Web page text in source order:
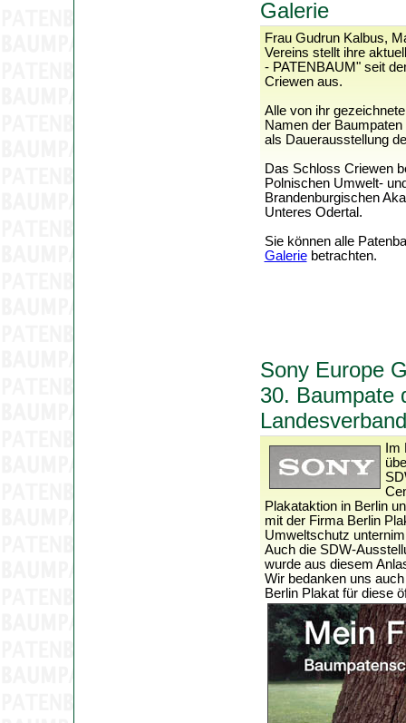
Galerie
Frau Gudrun Kalbus,
Vereins stellt ihre
- PATENBAUM" seit
Criewen aus.
Alle von ihr
Namen der
als Dauerausstellung
Das Schloss Criewen
Polnischen Umwelt-
Brandenburgischen
Unteres Odertal.
Sie können alle
Galeriebetrachten.
Sony Europe
30. Baumpate
Plakataktion in Berlin
mit der Firma Berlin
Umweltschutz
Auch die SDW-
wurde aus diesem
Wir bedanken uns
Berlin Plakat für diese